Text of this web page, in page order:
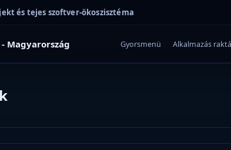
és tejes szoftver-ökoszisztéma
Magyarország Gyorsmenü Alkalmazás